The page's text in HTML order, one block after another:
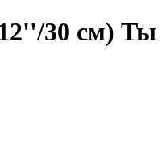
30 см) Ты